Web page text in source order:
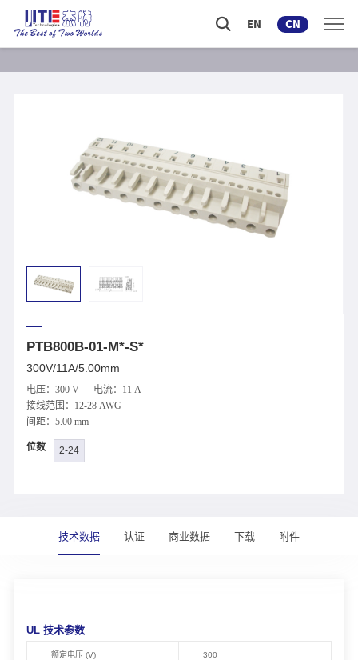
EN CN
PTB800B-01-M*-S*
300V/11A/5.00mm
电压：300 V 电流：11 A
接线范围：12-28 AWG
间距：5.00 mm
位数 2-24
技术数据 认证 商业数据 下载 附件
UL 技术参数
额定电压 (V) 300